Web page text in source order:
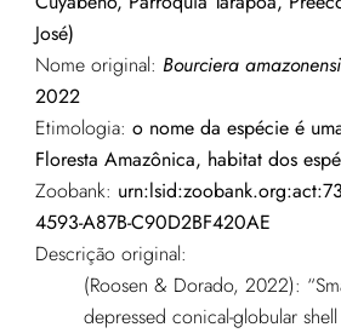
José)
Nome original: Bourciera
2022
Etimologia: o nome da espécie é
Floresta Amazônica, habitat dos
Zoobank:
4593-A87B-C90D2BF420AE
Descrição original:
(Roosen & Dorado, 2022):
depressed conical-globular